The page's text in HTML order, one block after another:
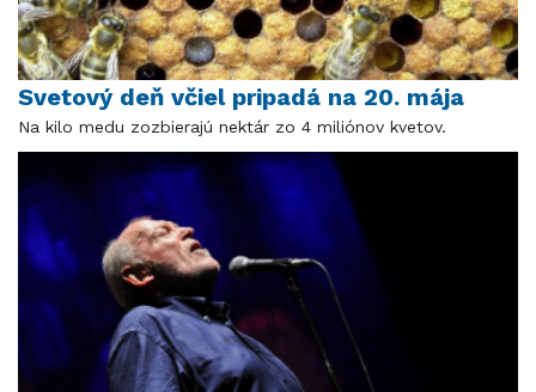
Svetový deň včiel pripadá na 20. mája
Na kilo medu zozbierajú nektár zo 4 miliónov kvetov.